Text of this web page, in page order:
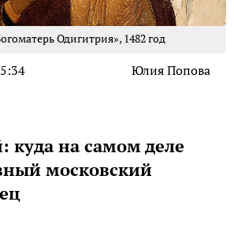
Одигитрия», 1482 год
Юлия Попова
куда на самом деле
московский